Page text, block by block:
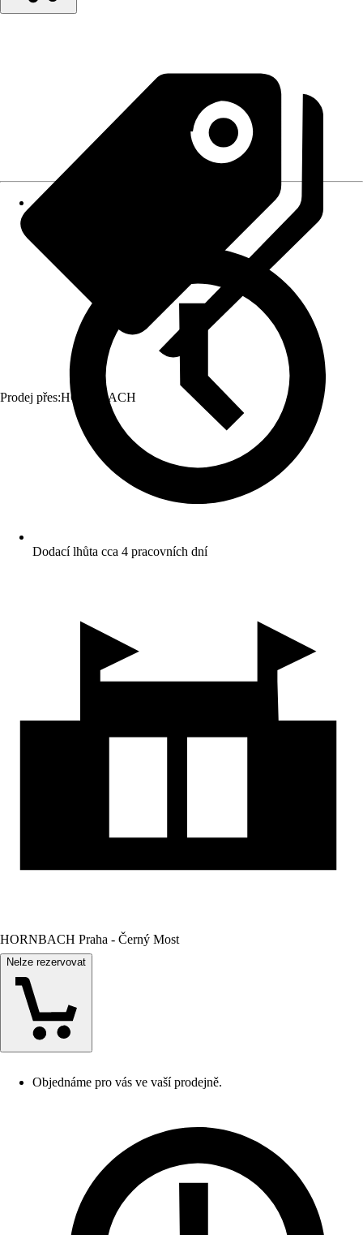
Prodej přes:HORNBACH
Dodací lhůta cca 4 pracovních dní
HORNBACH Praha - Černý Most
Nelze rezervovat
Objednáme pro vás ve vaší prodejně.